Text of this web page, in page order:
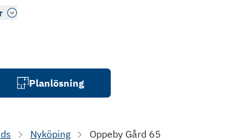
Planlösning
Nyköping Oppeby Gård 65